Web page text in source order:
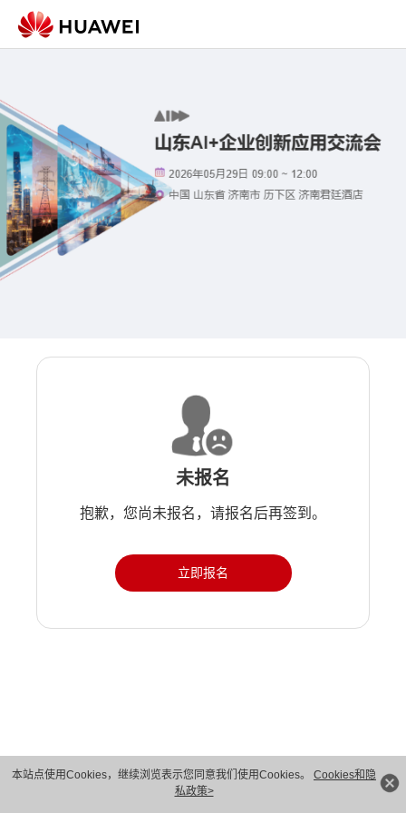
本站点使用Cookies，继续浏览表示您同意我们使用Cookies。 Cookies和隐
私政策>
未报名
抱歉，您尚未报名，请报名后再签到。
立即报名
版权所有 © 华为技术有限公司 1998-2026。 保留一切权利。粤A2-20044005号
隐私保护
法律声明